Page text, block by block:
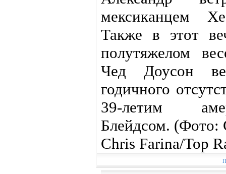
мексиканцем
Также в этот
полутяжелом
Чед Доусон
годичного
39-летим
Блейдсом. (Фото:
Chris Farina/Top